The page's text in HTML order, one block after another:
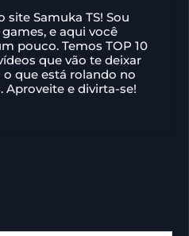
site Samuka TS! Sou
e aqui você
pouco. Temos TOP 10
que vão te deixar
que está rolando no
Aproveite e divirta-se!